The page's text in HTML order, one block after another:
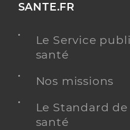
SANTE.FR
Le Service
santé
Nos missions
Le Standard
santé